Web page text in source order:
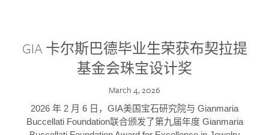
GIA 卡尔斯巴德毕业生荣获布契拉提
基金会珠宝设计奖
March 4, 2026
2026 年 2 月 6 日，GIA美国宝石研究院与 Gianmaria
Buccellati Foundation联合颁发了第九届年度 Gianmaria